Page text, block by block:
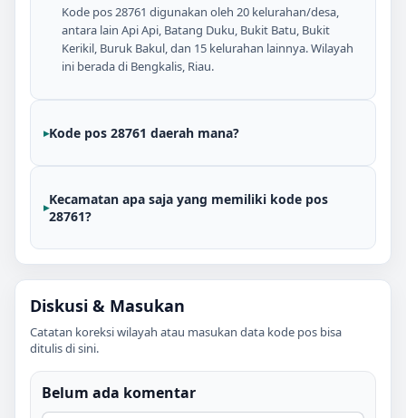
Kode pos 28761 digunakan oleh 20 kelurahan/desa,
antara lain Api Api, Batang Duku, Bukit Batu, Bukit
Kerikil, Buruk Bakul, dan 15 kelurahan lainnya. Wilayah
ini berada di Bengkalis, Riau.
Kode pos 28761 daerah mana?
Kecamatan apa saja yang memiliki kode pos
28761?
Diskusi & Masukan
Catatan koreksi wilayah atau masukan data kode pos bisa
ditulis di sini.
Belum ada komentar